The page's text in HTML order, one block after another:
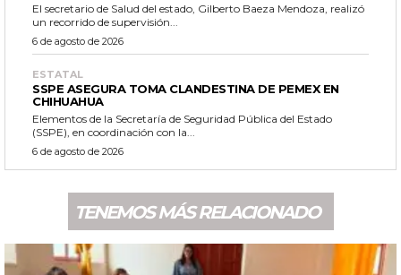
El secretario de Salud del estado, Gilberto Baeza Mendoza, realizó
un recorrido de supervisión...
6 de agosto de 2026
ESTATAL
SSPE ASEGURA TOMA CLANDESTINA DE PEMEX EN
CHIHUAHUA
Elementos de la Secretaría de Seguridad Pública del Estado
(SSPE), en coordinación con la...
6 de agosto de 2026
TENEMOS MÁS RELACIONADO